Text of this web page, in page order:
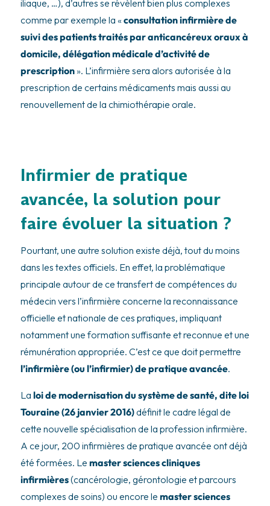
iliaque, …), d’autres se révèlent bien plus complexes
comme par exemple la «consultation infirmière de
suivi des patients traités par anticancéreux oraux à
domicile, délégation médicale d’activité de
prescription ». L’infirmière sera alors autorisée à la
prescription de certains médicaments mais aussi au
renouvellement de la chimiothérapie orale.
Infirmier de pratique
avancée, la solution pour
faire évoluer la situation ?
Pourtant, une autre solution existe déjà, tout du moins
dans les textes officiels. En effet, la problématique
principale autour de ce transfert de compétences du
médecin vers l’infirmière concerne la reconnaissance
officielle et nationale de ces pratiques, impliquant
notamment une formation suffisante et reconnue et une
rémunération appropriée. C’est ce que doit permettre
l’infirmière (ou l’infirmier) de pratique avancée.
La loi de modernisation du système de santé, dite loi
Touraine (26 janvier 2016)définit le cadre légal de
cette nouvelle spécialisation de la profession infirmière.
A ce jour, 200 infirmières de pratique avancée ont déjà
été formées. Le master sciences cliniques
infirmières(cancérologie, gérontologie et parcours
complexes de soins) ou encore le master sciences